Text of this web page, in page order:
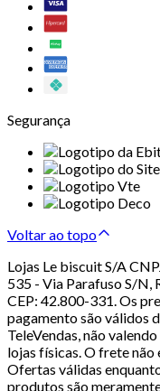
Segurança
Voltar ao topo
Lojas Le biscuit S/A
535 - Via Parafuso S/N,
CEP: 42.800-331. Os
pagamento são válidos
TeleVendas, não
lojas físicas. O frete
Ofertas válidas
produtos são